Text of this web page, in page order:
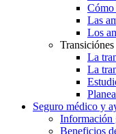
Cómo
Las
Los
Transiciónes
La
La
Seguro médico y
Información
Beneficios